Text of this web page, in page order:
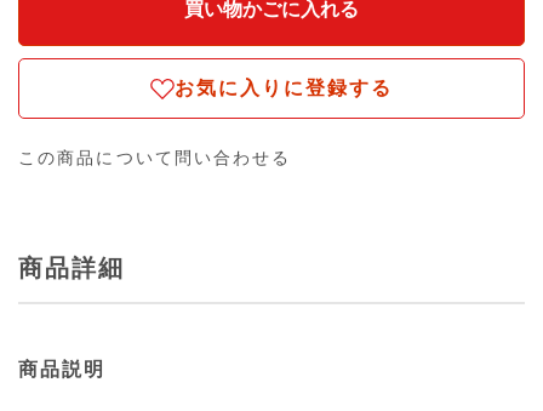
お気に入りに登録する
この商品について問い合わせる
商品詳細
商品説明